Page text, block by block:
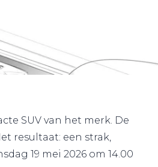
SUV van het merk. De
resultaat: een strak,
19 mei 2026 om 14.00